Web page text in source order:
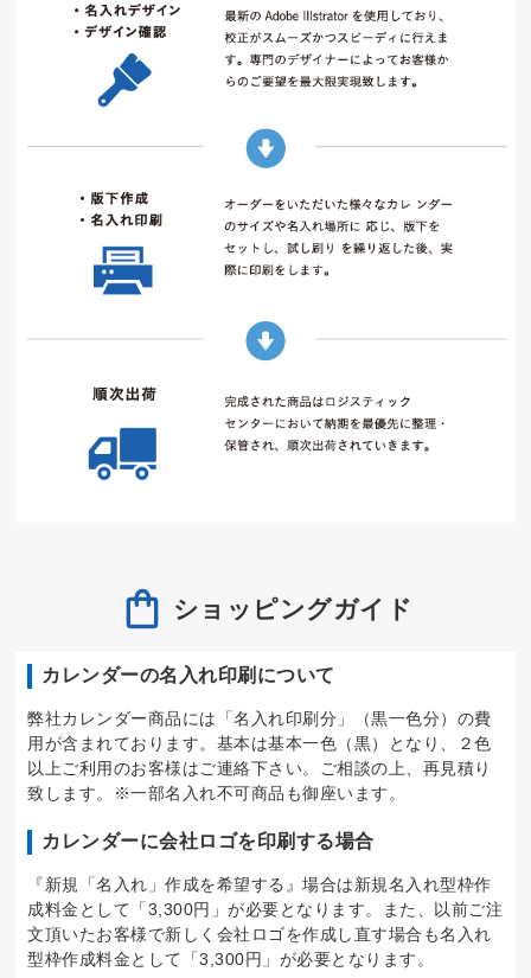
ショッピングガイド
カレンダーの名入れ印刷について
弊社カレンダー商品には「名入れ印刷分」（黒一色分）の費
用が含まれております。基本は基本一色（黒）となり、２色
以上ご利用のお客様はご連絡下さい。ご相談の上、再見積り
致します。※一部名入れ不可商品も御座います。
カレンダーに会社ロゴを印刷する場合
『新規「名入れ」作成を希望する』場合は新規名入れ型枠作
成料金として「3,300円」が必要となります。また、以前ご注
文頂いたお客様で新しく会社ロゴを作成し直す場合も名入れ
型枠作成料金として「3,300円」が必要となります。